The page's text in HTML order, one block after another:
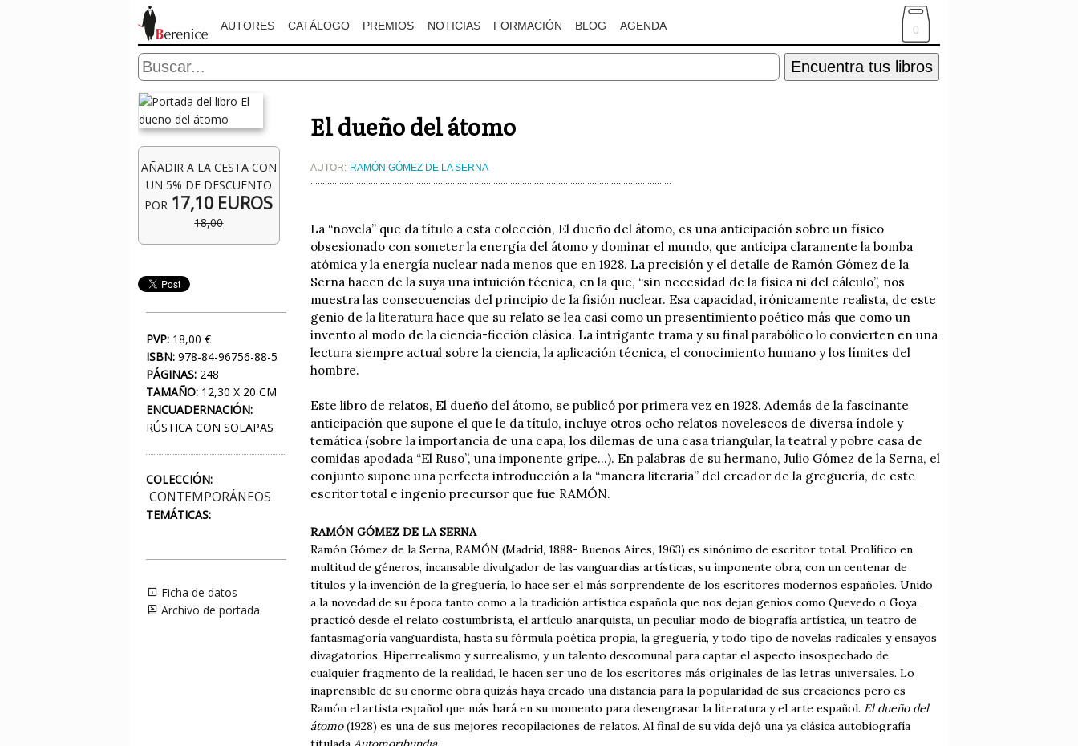
AUTORES CATÁLOGO PREMIOS NOTICIAS FORMACIÓN BLOG AGENDA 0
Encuentra tus libros
AÑADIR A LA CESTA CON
UN 5% DE DESCUENTO
POR 17,10 EUROS
18,00
PVP: 18,00 €
ISBN: 978-84-96756-88-5
PÁGINAS: 248
TAMAÑO: 12,30 X 20 CM
ENCUADERNACIÓN:
RÚSTICA CON SOLAPAS
COLECCIÓN:
CONTEMPORÁNEOS
TEMÁTICAS:
Ficha de datos
Archivo de portada
El dueño del átomo
AUTOR: RAMÓN GÓMEZ DE LA SERNA
La “novela” que da título a esta colección, El dueño del átomo, es una anticipación sobre un físico
obsesionado con someter la energía del átomo y dominar el mundo, que anticipa claramente la bomba
atómica y la energía nuclear nada menos que en 1928. La precisión y el detalle de Ramón Gómez de la
Serna hacen de la suya una intuición técnica, en la que, “sin necesidad de la física ni del cálculo”, nos
muestra las consecuencias del principio de la fisión nuclear. Esa capacidad, irónicamente realista, de este
genio de la literatura hace que su relato se lea casi como un presentimiento poético más que como un
invento al modo de la ciencia-ficción clásica. La intrigante trama y su final parabólico lo convierten en una
lectura siempre actual sobre la ciencia, la aplicación técnica, el conocimiento humano y los límites del
hombre.
Este libro de relatos, El dueño del átomo, se publicó por primera vez en 1928. Además de la fascinante
anticipación que supone el que le da título, incluye otros ocho relatos novelescos de diversa índole y
temática (sobre la importancia de una capa, los dilemas de una casa triangular, la teatral y pobre casa de
comidas apodada “El Ruso”, una imponente gripe...). En palabras de su hermano, Julio Gómez de la Serna, el
conjunto supone una perfecta introducción a la “manera literaria” del creador de la greguería, de este
escritor total e ingenio precursor que fue RAMÓN.
RAMÓN GÓMEZ DE LA SERNA
Ramón Gómez de la Serna, RAMÓN (Madrid, 1888- Buenos Aires, 1963) es sinónimo de escritor total. Prolífico en
multitud de géneros, incansable divulgador de las vanguardias artísticas, su imponente obra, con un centenar de
títulos y la invención de la greguería, lo hace ser el más sorprendente de los escritores modernos españoles. Unido
a la novedad de su época tanto como a la tradición artística española que nos dejan genios como Quevedo o Goya,
practicó desde el relato costumbrista, el artículo anarquista, un peculiar modo de biografía artística, un teatro de
fantasmagoría vanguardista, hasta su fórmula poética propia, la greguería, y todo tipo de novelas radicales y ensayos
divagatorios. Hiperrealismo y surrealismo, y un talento descomunal para captar el aspecto insospechado de
cualquier fragmento de la realidad, le hacen ser uno de los escritores más originales de las letras universales. Lo
inaprensible de su enorme obra quizás haya creado una distancia para la popularidad de sus creaciones pero es
Ramón el artista español que más hará en su momento para desengrasar la literatura y el arte español. El dueño del
átomo(1928) es una de sus mejores recopilaciones de relatos. Al final de su vida dejó una ya clásica autobiografía